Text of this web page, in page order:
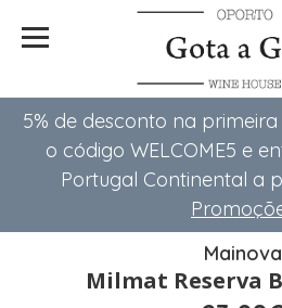
5% de desconto na
o código WELCOME5 e
Portugal Continental a
Mainova
Milmat Reserva